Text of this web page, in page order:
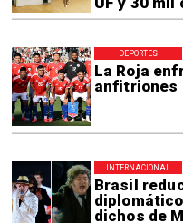
La Roja
anfitriones
DEPORTES
Brasil
dichos de
INTERNACIONAL